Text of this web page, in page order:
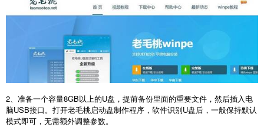
2、准备一个容量8GB以上的U盘，提前备份里面的重要文件，然后插入电
脑USB接口。打开老毛桃启动盘制作程序，软件识别U盘后，一般保持默认
模式即可，无需额外调整参数。